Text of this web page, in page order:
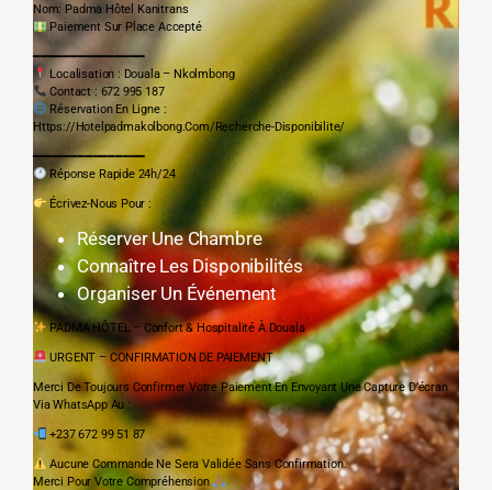
Nom: Padma Hôtel Kanitrans
Paiement Sur Place Accepté
━━━━━━━━━━━━━━━
Localisation : Douala – Nkolmbong
Contact : 672 995 187
Réservation En Ligne :
Https://hotelpadmakolbong.com/recherche-Disponibilite/
━━━━━━━━━━━━━━━
Réponse Rapide 24h/24
Écrivez-Nous Pour :
Réserver Une Chambre
Connaître Les Disponibilités
Organiser Un Événement
PADMA HÔTEL – Confort & Hospitalité À Douala
URGENT – CONFIRMATION DE PAIEMENT
Merci De Toujours Confirmer Votre Paiement En Envoyant Une Capture D’écran
Via WhatsApp Au :
+237 672 99 51 87
Aucune Commande Ne Sera Validée Sans Confirmation.
Merci Pour Votre Compréhension